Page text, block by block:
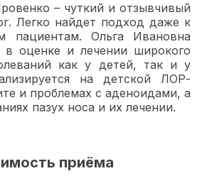
– чуткий и отзывчивый
Легко найдет подход даже к
пациентам. Ольга Ивановна
в оценке и лечении широкого
как у детей, так и у
на детской ЛОР-
и проблемах с аденоидами, а
пазух носа и их лечении.
приёма